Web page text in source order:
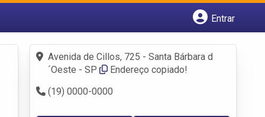
Entrar
Fazer login
Criar conta
Avenida de Cillos, 725 - Santa Bárbara d
´Oeste - SP
Endereço copiado!
(19) 0000-0000